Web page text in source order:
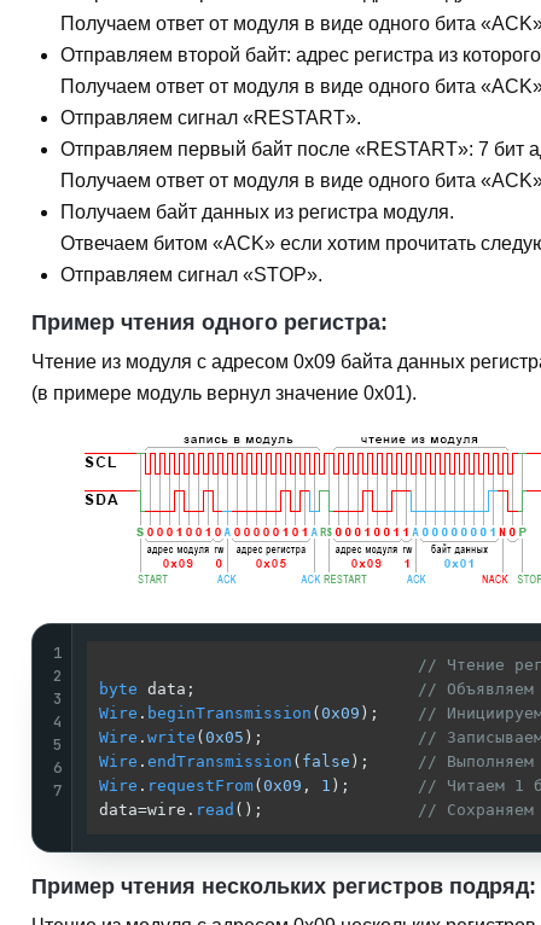
Получаем ответ от модуля в виде одного бита
Отправляем второй байт: адрес регистра из
Получаем ответ от модуля в виде одного бита
Отправляем сигнал «RESTART»
Отправляем первый байт после «RESTART»: 7 бит
Получаем ответ от модуля в виде одного бита
Получаем байт данных из регистра модуля.
Отвечаем битом «ACK» если хотим прочитать
Отправляем сигнал «STOP»
Пример чтения одного регистра:
Чтение из модуля с адресом 0x09 байта данных
(в примере модуль вернул значение 0x01).
1
2
3
4
5
6
7
// Чтение
byte data;
// Объявляем
Wire
beginTransmission (0x09 );
//
Wire write (0x05 );
//
Wire
endTransmission ( false );
// Выполняем
Wire
requestFrom(0x09 1 );
// Читаем 1
data=wire.
read (); // Сохраняем
Пример чтения нескольких регистров подряд: